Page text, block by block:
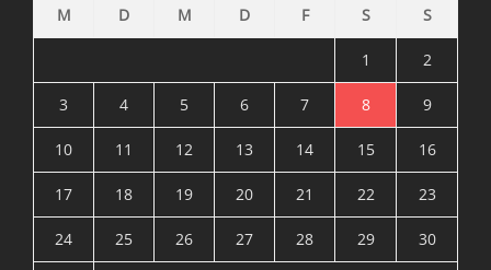
b
r
a
h
M
D M D F S S
1 2
3 4 5 6 7 8 9
10 11 12 13 14 15 16
17 18 19 20 21 22 23
24 25 26 27 28 29 30